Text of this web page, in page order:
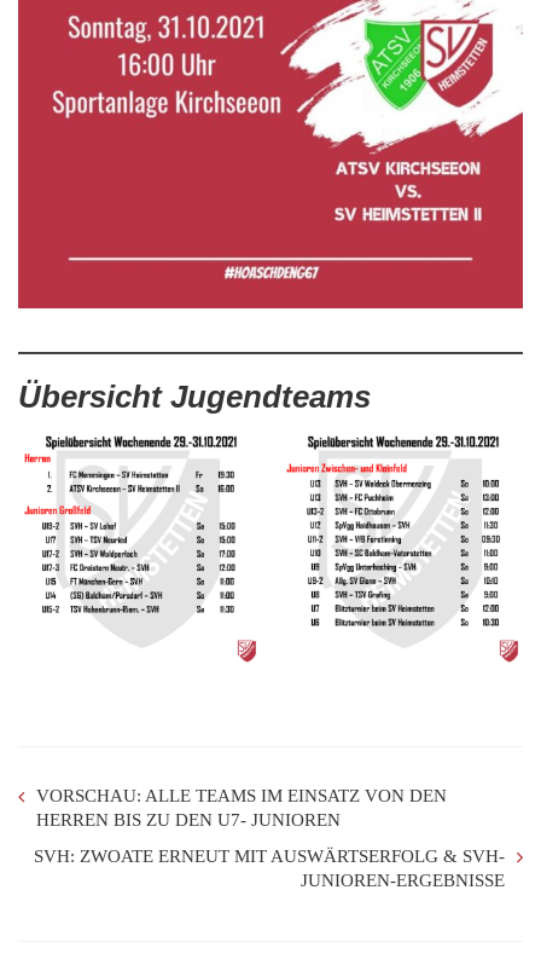
Übersicht Jugendteams
VORSCHAU: ALLE TEAMS IM EINSATZ VON DEN
HERREN BIS ZU DEN U7- JUNIOREN
SVH: ZWOATE ERNEUT MIT AUSWÄRTSERFOLG & SVH-
JUNIOREN-ERGEBNISSE